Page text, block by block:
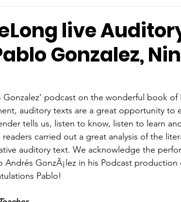
live
Gonzalez,
podcast on the wonderful book of
auditory texts are a great opportunity to
tells us, listen to know, listen to learn
carried out a great analysis of the
auditory text. We acknowledge the
Andrés GonzÃ¡lez in his Podcast production
Pablo!